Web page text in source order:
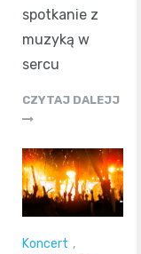
spotkanie z
muzyką w
sercu
CZYTAJ DALEJJ
Koncert ,